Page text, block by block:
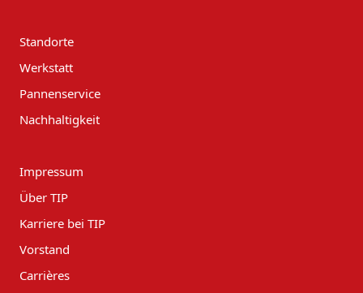
Standorte
Werkstatt
Pannenservice
Nachhaltigkeit
Impressum
Über TIP
Karriere bei TIP
Vorstand
Carrières